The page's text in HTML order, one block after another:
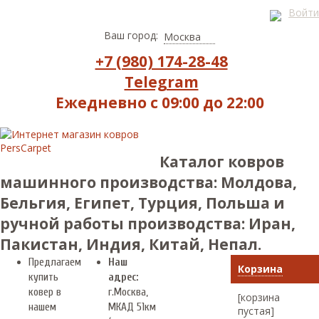
ДОСТАВКА И ОПЛАТА
Войти
Ваш город: Москва
+7 (980) 174-28-48
Telegram
Ежедневно с 09:00 до 22:00
Каталог ковров
машинного производства: Молдова,
Бельгия, Египет, Турция, Польша и
ручной работы производства: Иран,
Пакистан, Индия, Китай, Непал.
Предлагаем
купить
ковер в
нашем
Наш
адрес:
г.Москва
МКАД 51км
Корзина
[корзина
пустая]